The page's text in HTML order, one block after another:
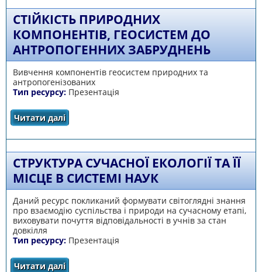
СТІЙКІСТЬ ПРИРОДНИХ
КОМПОНЕНТІВ, ГЕОСИСТЕМ ДО
АНТРОПОГЕННИХ ЗАБРУДНЕНЬ
Вивчення компонентів геосистем природних та
антропогенізованих
Тип ресурсу: Презентація
Читати далі
СТРУКТУРА СУЧАСНОЇ ЕКОЛОГІЇ ТА ЇЇ
МІСЦЕ В СИСТЕМІ НАУК
Даний ресурс покликаний формувати світоглядні знання
про взаємодію суспільства і природи на сучасному етапі,
виховувати почуття відповідальності в учнів за стан
довкілля
Тип ресурсу: Презентація
Читати далі